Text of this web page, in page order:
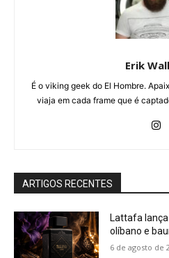
Erik
É o viking geek do El Hombre.
viaja em cada frame que é
ARTIGOS RECENTES
Lattafa
olíbano e
6 de agosto de